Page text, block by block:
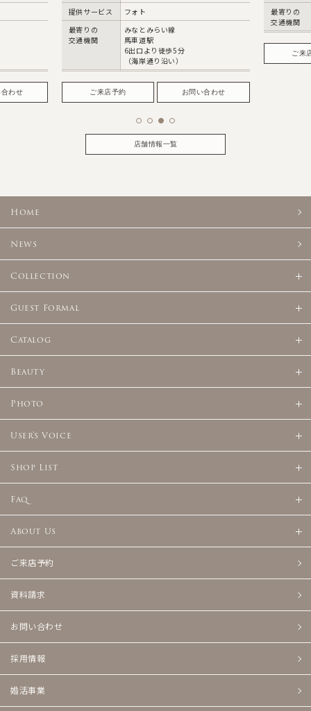
わせ
提供サービス
フォト
最寄りの
交通機関
みなとみらい線
馬車道駅
6出口より徒歩5分
（海岸通り沿い）
ご来店予約 お問い合わせ
最寄りの
交通機関
ご来
店舗情報一覧
Home
News
Collection
Guest Formal
Catalog
Beauty
Photo
User's Voice
Shop List
Faq
About Us
ご来店予約
資料請求
お問い合わせ
採用情報
婚活事業